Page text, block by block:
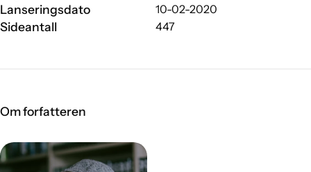
Lanseringsdato 10-02-2020
Sideantall 447
Om forfatteren